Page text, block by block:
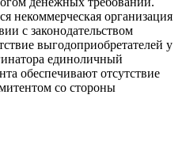
некоммерческая организация
с законодательством
выгодоприобретателей у
единоличный
обеспечивают отсутствие
со стороны